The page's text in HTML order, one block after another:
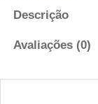
Descrição
Avaliações (0)